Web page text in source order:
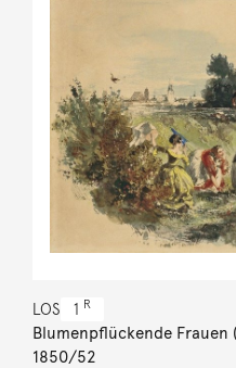
LOS 1 R
Blumenpflückende Frauen
1850/52